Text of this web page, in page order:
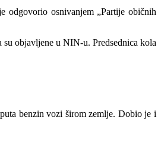
odgovorio osnivanjem „Partije običnih
objavljene u NIN-u. Predsednica kola
benzin vozi širom zemlje. Dobio je i